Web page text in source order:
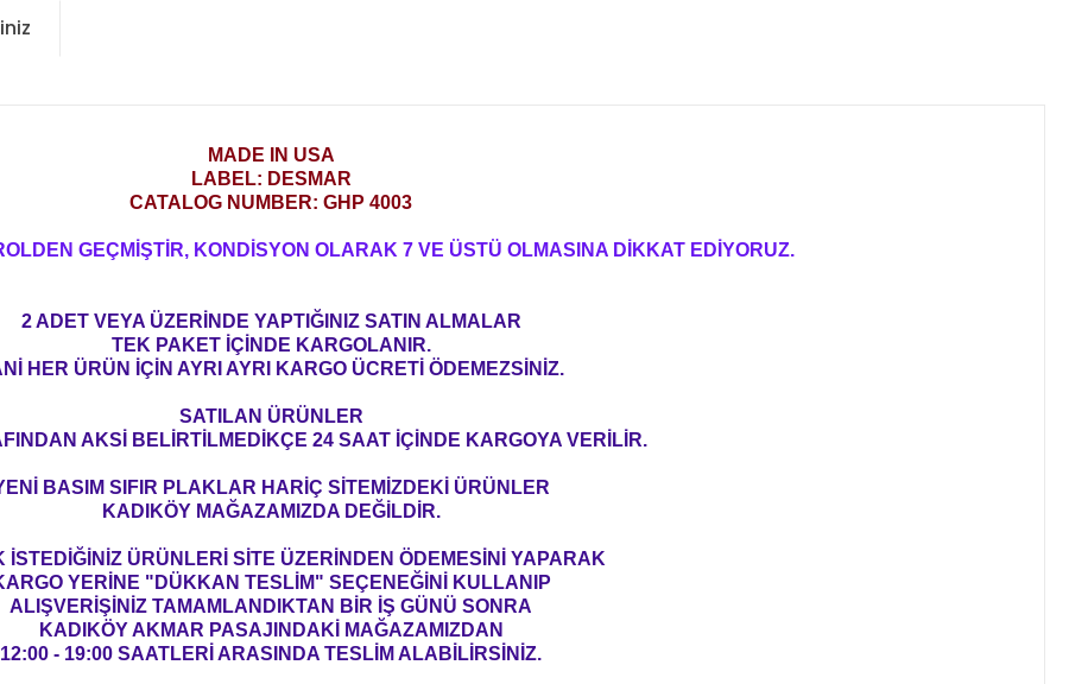
MADE IN USA
LABEL: DESMAR
CATALOG NUMBER: GHP 4003
GEÇMİŞTİR, KONDİSYON OLARAK 7 VE ÜSTÜ OLMASINA DİKKAT EDİYORUZ.
2 ADET VEYA ÜZERİNDE YAPTIĞINIZ SATIN ALMALAR
TEK PAKET İÇİNDE KARGOLANIR.
HER ÜRÜN İÇİN AYRI AYRI KARGO ÜCRETİ ÖDEMEZSİNİZ.
SATILAN ÜRÜNLER
AKSİ BELİRTİLMEDİKÇE 24 SAAT İÇİNDE KARGOYA VERİLİR.
BASIM SIFIR PLAKLAR HARİÇ SİTEMİZDEKİ ÜRÜNLER
KADIKÖY MAĞAZAMIZDA DEĞİLDİR.
İSTEDİĞİNİZ ÜRÜNLERİ SİTE ÜZERİNDEN ÖDEMESİNİ YAPARAK
YERİNE "DÜKKAN TESLİM" SEÇENEĞİNİ KULLANIP
ALIŞVERİŞİNİZ TAMAMLANDIKTAN BİR İŞ GÜNÜ SONRA
KADIKÖY AKMAR PASAJINDAKİ MAĞAZAMIZDAN
12:00 - 19:00 SAATLERİ ARASINDA TESLİM ALABİLİRSİNİZ.